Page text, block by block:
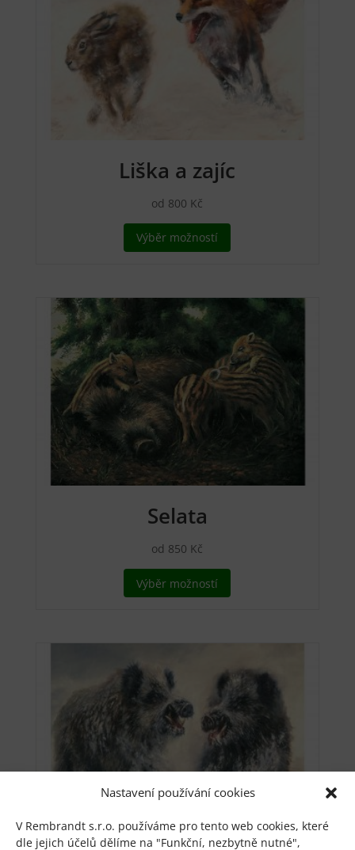
Nastavení používání cookies
V Rembrandt s.r.o. používáme pro tento web cookies, které
dle jejich účelů dělíme na "Funkční, nezbytně nutné",
Liška a zajíc
od 800 Kč
Výběr možností
Možnosti
vybrat
na
stránce
Selata
od 850 Kč
Výběr možností
lze
vybrat
na
stránce
produktu